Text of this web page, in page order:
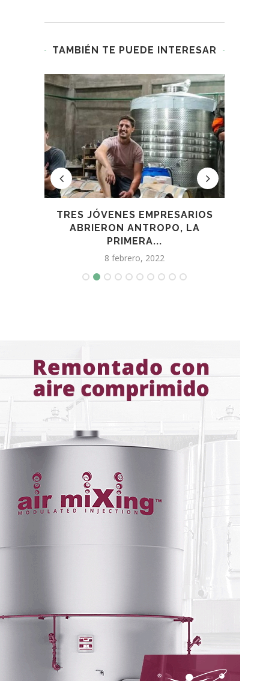
TAMBIÉN TE PUEDE INTERESAR
TRES JÓVENES EMPRESARIOS
ABRIERON ANTROPO, LA
PRIMERA...
8 febrero, 2022